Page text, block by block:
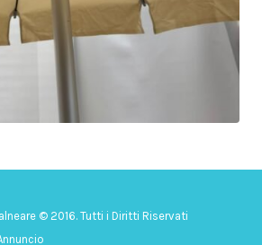
© 2016. Tutti i Diritti Riservati